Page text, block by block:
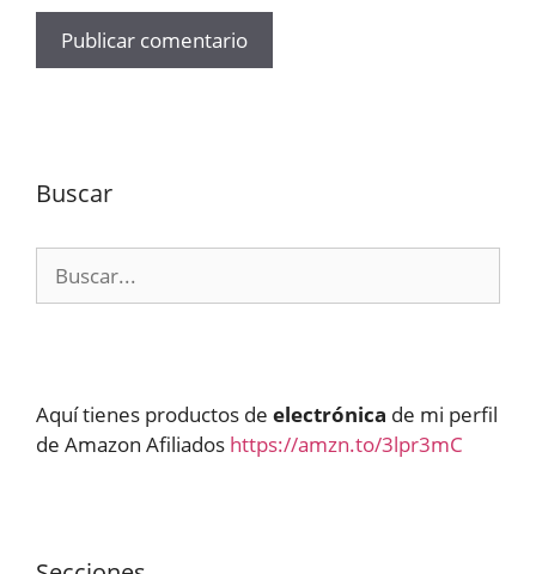
Buscar
Aquí tienes productos de electrónica de mi perfil
de Amazon Afiliados https://amzn.to/3lpr3mC